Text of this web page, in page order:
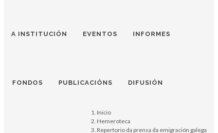
A INSTITUCIÓN EVENTOS INFORMES
FONDOS PUBLICACIÓNS DIFUSIÓN
Inicio
Hemeroteca
Repertorio da prensa da emigración galega